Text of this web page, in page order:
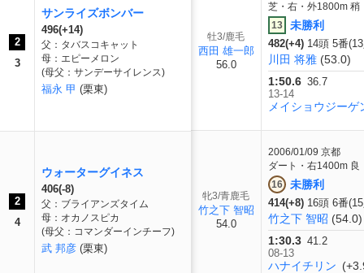
2
3
サンライズボンバー
496(+14)
父：タバスコキャット
母：エピーメロン
(母父：サンデーサイレンス)
福永 甲 (栗東)
2
4
ウォーターグイネス
406(-8)
父：ブライアンズタイム
母：オカノスピカ
(母父：コマンダーインチーフ)
武 邦彦 (栗東)
牡3/鹿毛
西田 雄一郎
56.0
芝・右・外1800m 稍
13
未勝利
482(+4) 14頭 5番
川田 将雅 (53.0)
1:50.6 36.7
13-14
メイショウジーゲ
牝3/青鹿毛
竹之下 智昭
54.0
2006/01/09 京都
ダート・右1400m 良
16
未勝利
414(+8) 16頭 6番
竹之下 智昭 (54.0)
1:30.3 41.2
08-13
ハナイチリン